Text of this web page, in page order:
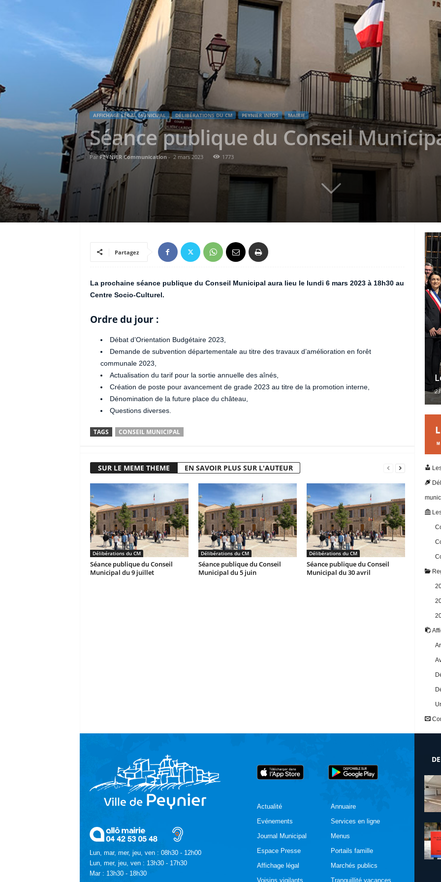
AFFICHAGE LÉGAL MUNICIPAL DÉLIBÉRATIONS DU CM PEYNIER INFOS MAIRIE
Séance publique du Conseil
Par PEYNIER Communication- 2 mars 2023 1773
Partagez
La prochaine séance publique du Conseil Municipal aura lieu le lundi 6 mars 2023 à 18h30 au
Centre Socio-Culturel.
Ordre du jour :
Débat d’Orientation Budgétaire 2023,
Demande de subvention départementale au titre des travaux d’amélioration en forêt
communale 2023,
Actualisation du tarif pour la sortie annuelle des aînés,
Création de poste pour avancement de grade 2023 au titre de la promotion interne,
Dénomination de la future place du château,
Questions diverses.
TAGS CONSEIL MUNICIPAL
SUR LE MEME THEME EN SAVOIR PLUS SUR L'AUTEUR
Délibérations du CM
Séance publique du Conseil
Municipal du 9 juillet
Délibérations du CM
Séance publique du Conseil
Municipal du 5 juin
Délibérations du CM
Séance publique du Conseil
Municipal du 30 avril
Lun, mar, mer, jeu, ven : 08h30 - 12h00
Lun, mer, jeu, ven : 13h30 - 17h30
Mar : 13h30 - 18h30
Actualité
Evénements
Journal Municipal
Espace Presse
Affichage légal
Voisins vigilants
Annuaire
Services en ligne
Menus
Portails famille
Marchés publics
Tranquillité vacances